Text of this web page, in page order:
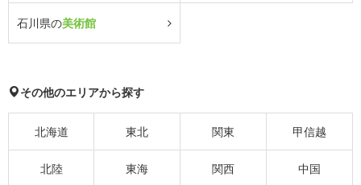
石川県の美術館
その他のエリアから探す
北海道 東北 関東 甲信越
北陸 東海 関西 中国